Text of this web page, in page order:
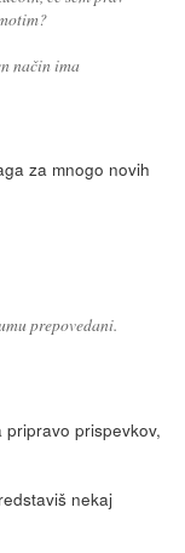
način ima
za mnogo novih
prepovedani.
prispevkov,
nekaj